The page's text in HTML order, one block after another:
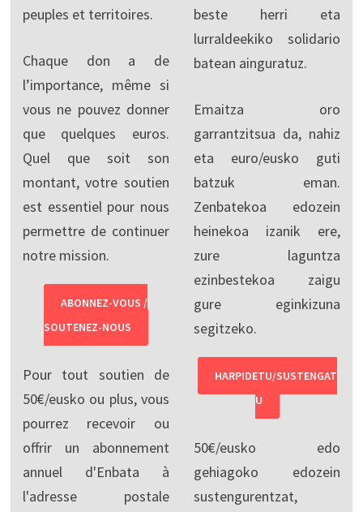
peuples et territoires.
Chaque don a de
l’importance, même si
vous ne pouvez donner
que quelques euros.
Quel que soit son
montant, votre soutien
est essentiel pour nous
permettre de continuer
notre mission.
ABONNEZ-VOUS /
SOUTENEZ-NOUS
Pour tout soutien de
50€/eusko ou plus, vous
pourrez recevoir ou
offrir un abonnement
annuel d'Enbata à
l'adresse postale
beste herri eta
lurraldeekiko solidario
batean ainguratuz.
Emaitza oro
garrantzitsua da, nahiz
eta euro/eusko guti
batzuk eman.
Zenbatekoa edozein
heinekoa izanik ere,
zure laguntza
ezinbestekoa zaigu
gure eginkizuna
segitzeko.
HARPIDETU/SUSTENGAT
U
50€/eusko edo
gehiagoko edozein
sustengurentzat,